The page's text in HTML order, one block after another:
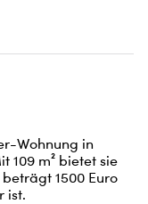
Wohnung in
109 m² bietet sie
1500 Euro
ist.